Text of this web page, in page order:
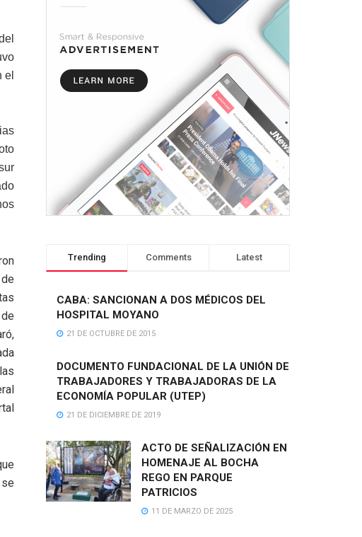
el
Trending Comments Latest
CABA: SANCIONAN A DOS MÉDICOS DEL
HOSPITAL MOYANO
21 DE OCTUBRE DE 2015
DOCUMENTO FUNDACIONAL DE LA UNIÓN DE
TRABAJADORES Y TRABAJADORAS DE LA
ECONOMÍA POPULAR (UTEP)
21 DE DICIEMBRE DE 2019
ACTO DE SEÑALIZACIÓN EN
HOMENAJE AL BOCHA
REGO EN PARQUE
PATRICIOS
11 DE MARZO DE 2025